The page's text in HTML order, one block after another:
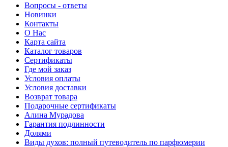
Вопросы - ответы
Новинки
Контакты
О Нас
Карта сайта
Каталог товаров
Сертификаты
Где мой заказ
Условия оплаты
Условия доставки
Возврат товара
Подарочные сертификаты
Алина Мурадова
Гарантия подлинности
Долями
Виды духов: полный путеводитель по парфюмерии